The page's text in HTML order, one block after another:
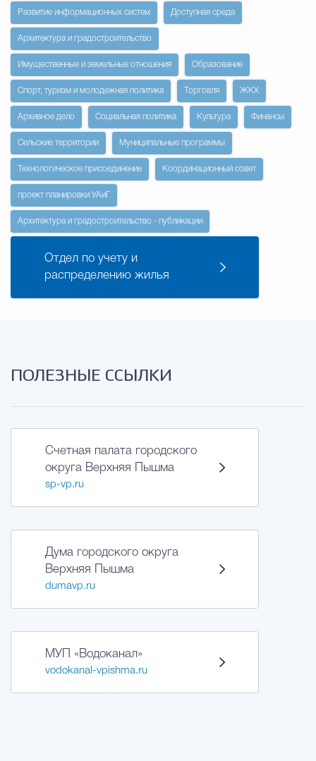
Гостям Городского
Общественная
Государственные организации
Развитие информационных систем Доступная среда
Архитектура и градостроительство
Имущественные и земельные отношения Образование
Спорт, туризм и молодежная политика Торговля ЖКХ
Архивное дело Социальная политика Культура Финансы
Сельские территории Муниципальные программы
Технологическое присоединение Координационный совет
проект планировки УАиГ
Архитектура и градостроительство - публикации
Отдел по учету и
распределению жилья
ПОЛЕЗНЫЕ ССЫЛКИ
Счетная палата городского
округа Верхняя Пышма
sp-vp.ru
Дума городского округа
Верхняя Пышма
dumavp.ru
МУП «Водоканал»
vodokanal-vpishma.ru